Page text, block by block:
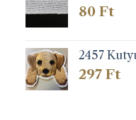
80 Ft
2457
297 Ft